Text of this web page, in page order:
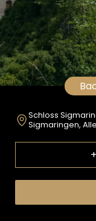
Schloss
Sigmaringen,